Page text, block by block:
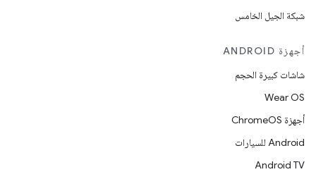
شبكة الجيل الخامس
أجهزة ANDROID
شاشات كبيرة الحجم
Wear OS
أجهزة ChromeOS
Android للسيارات
Android TV